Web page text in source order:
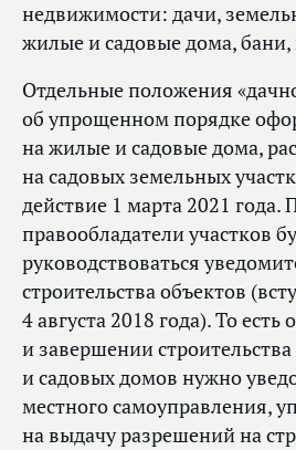
недвижимости: дачи,
жилые и садовые дома, бани,
Отдельные положения
об упрощенном порядке
на жилые и садовые дома,
на садовых земельных
действие 1 марта 2021 года.
правообладатели участков
руководствоваться
строительства объектов
4 августа 2018 года). То есть
и завершении
и садовых домов нужно
местного самоуправления,
на выдачу разрешений на